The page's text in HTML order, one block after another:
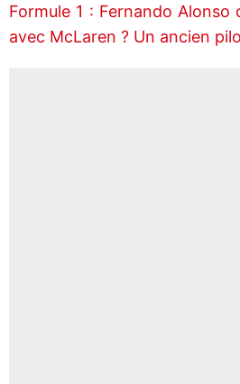
Formule 1 : Fernando
avec McLaren ? Un ancien